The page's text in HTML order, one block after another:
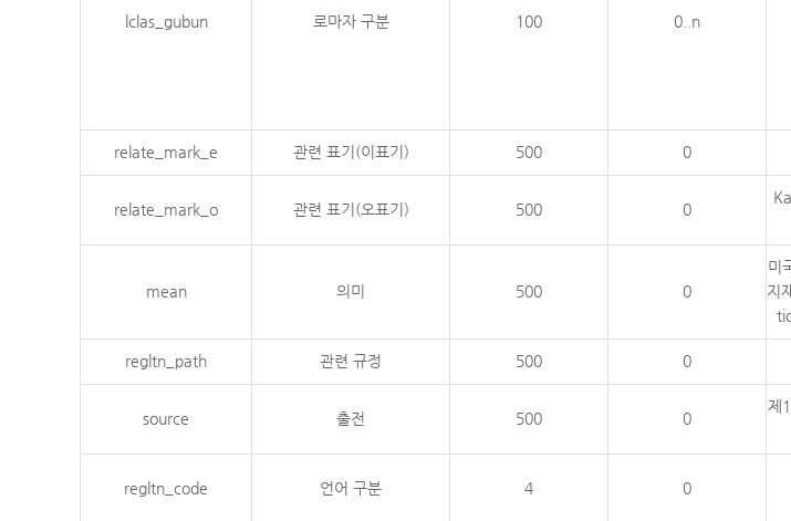
lclas_gubun 로마자 구분 100 0..n
relate_mark_e 관련 표기(이표기) 500 0
relate_mark_o 관련 표기(오표기) 500 0
mean 의미 500 0
미
지
regltn_path 관련 규정 500 0
source 출전 500 0
제
regltn_code 언어 구분 4 0